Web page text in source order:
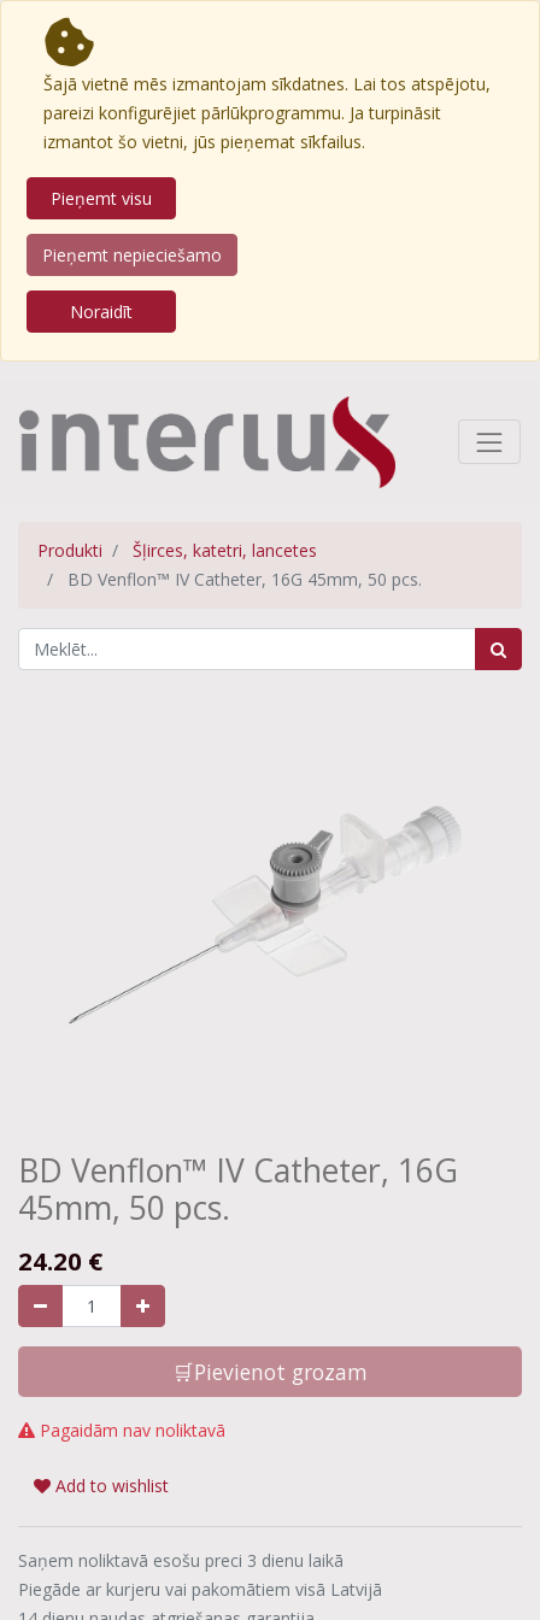
Šajā vietnē mēs izmantojam sīkdatnes. Lai tos atspējotu,
pareizi konfigurējiet pārlūkprogrammu. Ja turpināsit
izmantot šo vietni, jūs pieņemat sīkfailus.
Pieņemt visu
Pieņemt nepieciešamo
Noraidīt
Produkti
Šļirces, katetri, lancetes
BD Venflon™ IV Catheter, 16G 45mm, 50 pcs.
BD Venflon™ IV Catheter, 16G
45mm, 50 pcs.
24.20 €
🛒Pievienot grozam
Pagaidām nav noliktavā
Add to wishlist
Saņem noliktavā esošu preci 3 dienu laikā
Piegāde ar kurjeru vai pakomātiem visā Latvijā